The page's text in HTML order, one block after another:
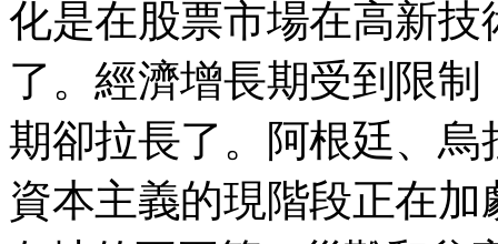
化是在股票市場在高新
了。經濟增長期受到限
期卻拉長了。阿根廷、
資本主義的現階段正在